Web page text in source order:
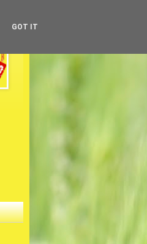
GOT IT